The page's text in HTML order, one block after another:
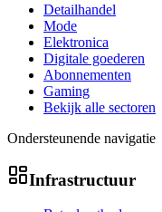
Detailhandel
Mode
Elektronica
Digitale goederen
Abonnementen
Gaming
Bekijk alle sectoren
Ondersteunende navigatie
Infrastructuur